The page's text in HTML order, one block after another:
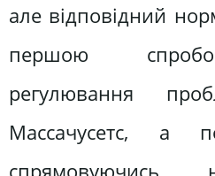
але відповідний
першою
регулювання
Массачусетс, а